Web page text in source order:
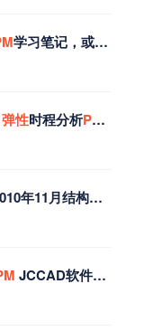
学习笔记，或许半辈子都能用上
弹性时程分析PKPM
年11月结构技术问题汇总
JCCAD软件桩筏筏